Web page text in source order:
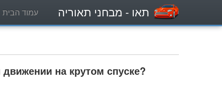
תאו - מבחני תאוריה עמוד הבית
на крутом спуске?